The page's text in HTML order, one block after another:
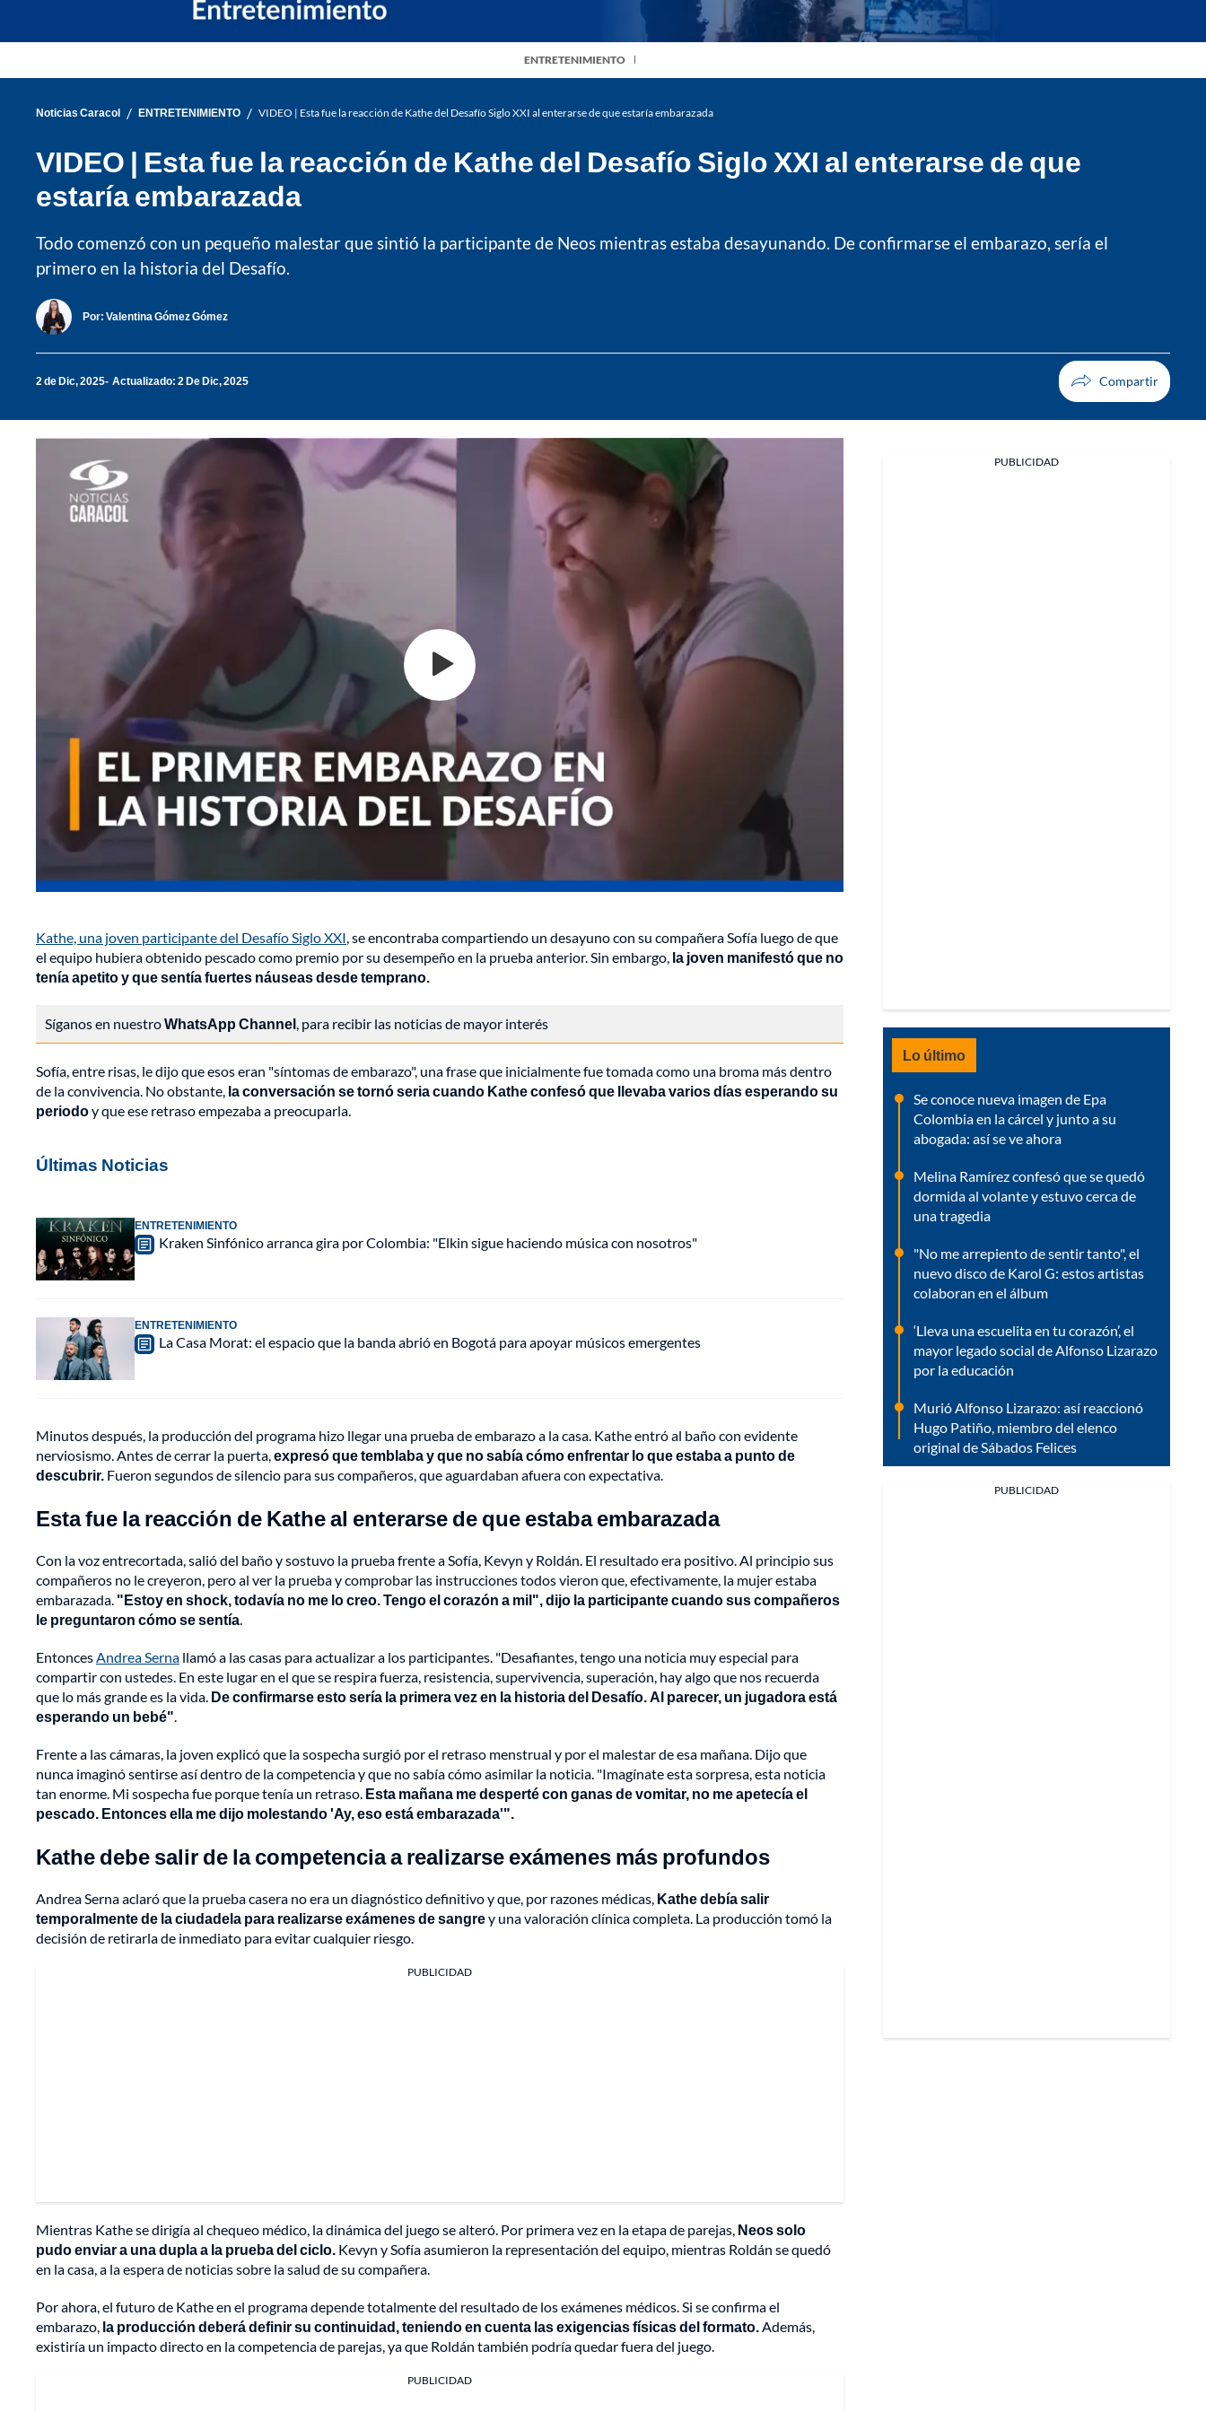
ENTRETENIMIENTO
Noticias Caracol / ENTRETENIMIENTO / VIDEO | Esta fue la reacción de Kathe del Desafío Siglo XXI al enterarse de que estaría embarazada
VIDEO | Esta fue la reacción de Kathe del Desafío Siglo XXI al enterarse de que
estaría embarazada
Todo comenzó con un pequeño malestar que sintió la participante de Neos mientras estaba desayunando. De confirmarse el embarazo, sería el
primero en la historia del Desafío.
Por: Valentina Gómez Gómez
2 de Dic, 2025 Actualizado: 2 De Dic, 2025
Kathe, una joven participante del Desafío Siglo XXI, se encontraba compartiendo un desayuno con su compañera Sofía luego de que
el equipo hubiera obtenido pescado como premio por su desempeño en la prueba anterior. Sin embargo, la joven manifestó que no
tenía apetito y que sentía fuertes náuseas desde temprano.
Síganos en nuestroWhatsApp Channel, para recibir las noticias de mayor interés
Sofía, entre risas, le dijo que esos eran "síntomas de embarazo", una frase que inicialmente fue tomada como una broma más dentro
de la convivencia. No obstante, la conversación se tornó seria cuando Kathe confesó que llevaba varios días esperando su
periodoy que ese retraso empezaba a preocuparla.
Últimas Noticias
ENTRETENIMIENTO
Kraken Sinfónico arranca gira por Colombia: "Elkin sigue haciendo música con nosotros"
ENTRETENIMIENTO
La Casa Morat: el espacio que la banda abrió en Bogotá para apoyar músicos emergentes
Minutos después, la producción del programa hizo llegar una prueba de embarazo a la casa. Kathe entró al baño con evidente
nerviosismo. Antes de cerrar la puerta,expresó que temblaba y que no sabía cómo enfrentar lo que estaba a punto de
descubrir. Fueron segundos de silencio para sus compañeros, que aguardaban afuera con expectativa.
Esta fue la reacción de Kathe al enterarse de que estaba embarazada
Con la voz entrecortada, salió del baño y sostuvo la prueba frente a Sofía, Kevyn y Roldán. El resultado era positivo. Al principio sus
compañeros no le creyeron, pero al ver la prueba y comprobar las instrucciones todos vieron que, efectivamente, la mujer estaba
embarazada. "Estoy en shock, todavía no me lo creo. Tengo el corazón a mil", dijo la participante cuando sus compañeros
le preguntaron cómo se sentía.
EntoncesAndrea Serna llamó a las casas para actualizar a los participantes. "Desafiantes, tengo una noticia muy especial para
compartir con ustedes. En este lugar en el que se respira fuerza, resistencia, supervivencia, superación, hay algo que nos recuerda
que lo más grande es la vida. De confirmarse esto sería la primera vez en la historia del Desafío. Al parecer, un jugadora está
esperando un bebé".
Frente a las cámaras, la joven explicó que la sospecha surgió por el retraso menstrual y por el malestar de esa mañana. Dijo que
nunca imaginó sentirse así dentro de la competencia y que no sabía cómo asimilar la noticia. "Imagínate esta sorpresa, esta noticia
tan enorme. Mi sospecha fue porque tenía un retraso. Esta mañana me desperté con ganas de vomitar, no me apetecía el
pescado. Entonces ella me dijo molestando 'Ay, eso está embarazada'".
Kathe debe salir de la competencia a realizarse exámenes más profundos
Andrea Serna aclaró que la prueba casera no era un diagnóstico definitivo y que, por razones médicas, Kathe debía salir
temporalmente de la ciudadela para realizarse exámenes de sangrey una valoración clínica completa. La producción tomó la
decisión de retirarla de inmediato para evitar cualquier riesgo.
PUBLICIDAD
Mientras Kathe se dirigía al chequeo médico, la dinámica del juego se alteró. Por primera vez en la etapa de parejas, Neos solo
pudo enviar a una dupla a la prueba del ciclo. Kevyn y Sofía asumieron la representación del equipo, mientras Roldán se quedó
en la casa, a la espera de noticias sobre la salud de su compañera.
Por ahora, el futuro de Kathe en el programa depende totalmente del resultado de los exámenes médicos. Si se confirma el
embarazo, la producción deberá definir su continuidad, teniendo en cuenta las exigencias físicas del formato.Además,
existiría un impacto directo en la competencia de parejas, ya que Roldán también podría quedar fuera del juego.
PUBLICIDAD
PUBLICIDAD
Lo último
Se conoce nueva imagen de Epa
Colombia en la cárcel y junto a su
abogada: así se ve ahora
Melina Ramírez confesó que se quedó
dormida al volante y estuvo cerca de
una tragedia
"No me arrepiento de sentir tanto", el
nuevo disco de Karol G: estos artistas
colaboran en el álbum
‘Lleva una escuelita en tu corazón’, el
mayor legado social de Alfonso Lizarazo
por la educación
Murió Alfonso Lizarazo: así reaccionó
Hugo Patiño, miembro del elenco
original de Sábados Felices
PUBLICIDAD